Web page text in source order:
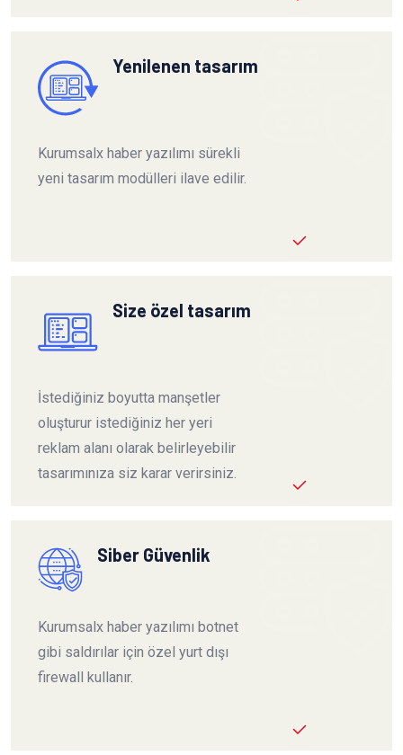
Yenilenen tasarım
Kurumsalx haber yazılımı sürekli
yeni tasarım modülleri ilave edilir.
Size özel tasarım
İstediğiniz boyutta manşetler
oluşturur istediğiniz her yeri
reklam alanı olarak belirleyebilir
tasarımınıza siz karar verirsiniz.
Siber Güvenlik
Kurumsalx haber yazılımı botnet
gibi saldırılar için özel yurt dışı
firewall kullanır.